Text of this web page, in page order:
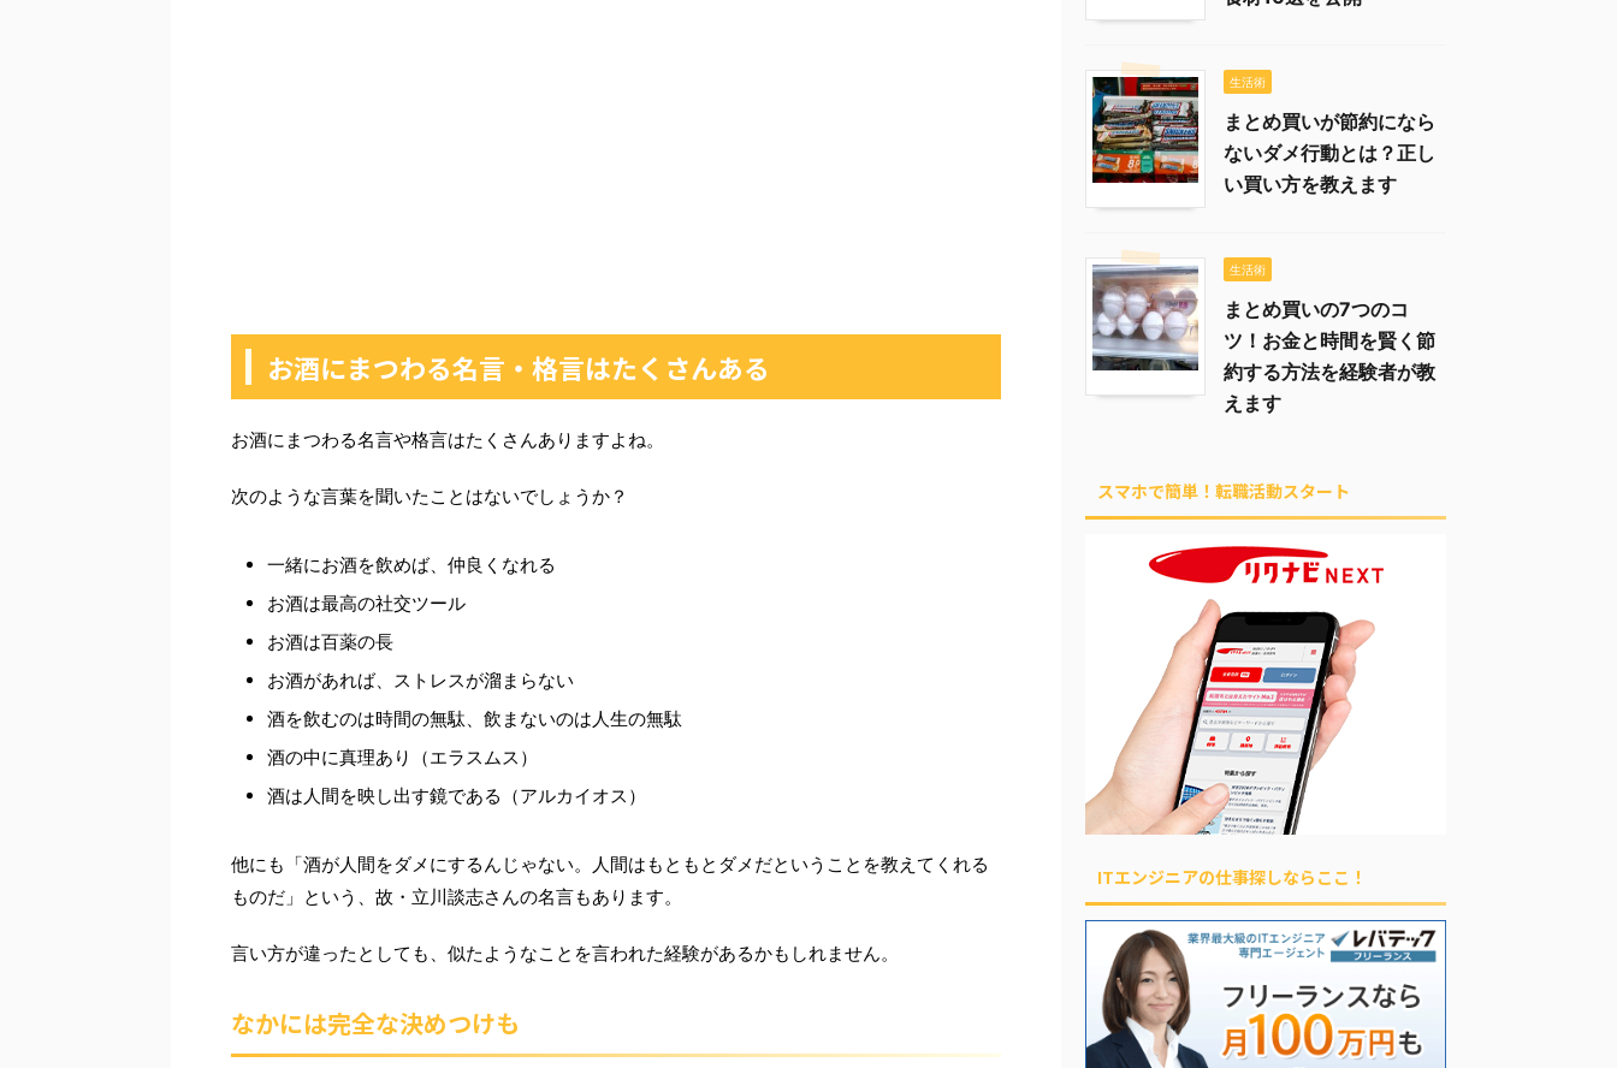
お酒にまつわる名言・格言はたくさんある
お酒にまつわる名言や格言はたくさんありますよね。
次のような言葉を聞いたことはないでしょうか？
一緒にお酒を飲めば、仲良くなれる
お酒は最高の社交ツール
お酒は百薬の長
お酒があれば、ストレスが溜まらない
酒を飲むのは時間の無駄、飲まないのは人生の無駄
酒の中に真理あり（エラスムス）
酒は人間を映し出す鏡である（アルカイオス）
他にも「酒が人間をダメにするんじゃない。人間はもともとダメだということを教えてくれる
ものだ」という、故・立川談志さんの名言もあります。
言い方が違ったとしても、似たようなことを言われた経験があるかもしれません。
なかには完全な決めつけも
生活術
まとめ買いが節約になら
ないダメ行動とは？正し
い買い方を教えます
生活術
まとめ買いの7つのコ
ツ！お金と時間を賢く節
約する方法を経験者が教
えます
スマホで簡単！転職活動スタート
ITエンジニアの仕事探しならここ！